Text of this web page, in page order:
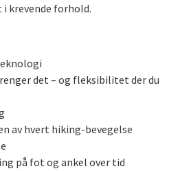
krevende forhold.
det – og fleksibilitet der du
av hvert hiking-bevegelse
på fot og ankel over tid